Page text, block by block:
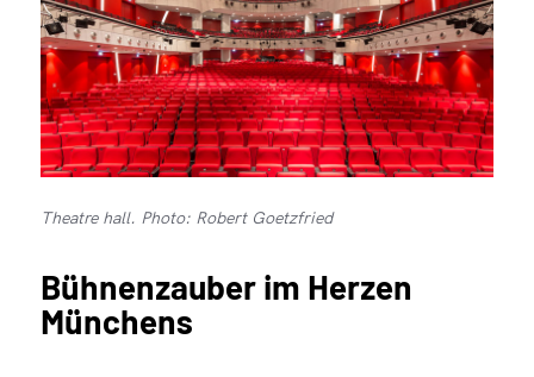
Theatre hall. Photo: Robert Goetzfried
Bühnenzauber im Herzen
Münchens